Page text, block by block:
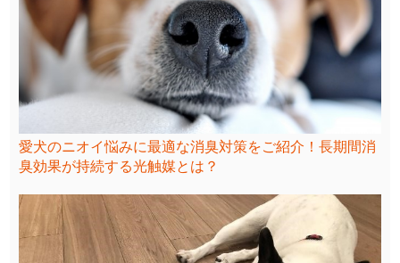
愛犬のニオイ悩みに最適な消臭対策をご紹介！長期間消
臭効果が持続する光触媒とは？